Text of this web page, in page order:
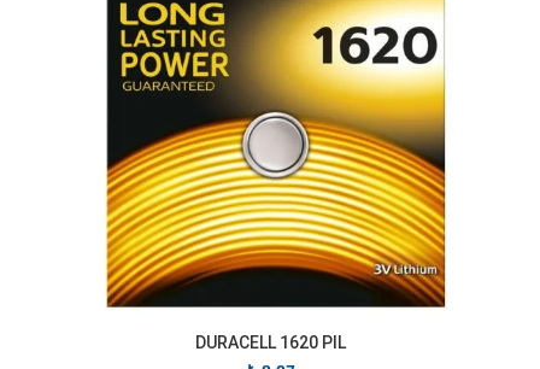
DURACELL 1620 PIL